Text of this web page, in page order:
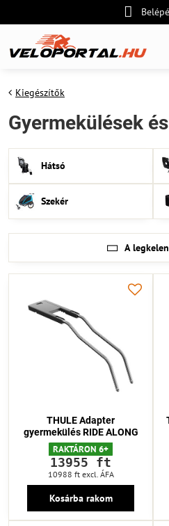
Kiegészítők
Gyermekülések
Hátsó
Szekér
A
THULE Adapter
gyermekülés RIDE ALONG
RAKTÁRON 6+
13955 ft
10988 ft excl. ÁFA
Kosárba rakom